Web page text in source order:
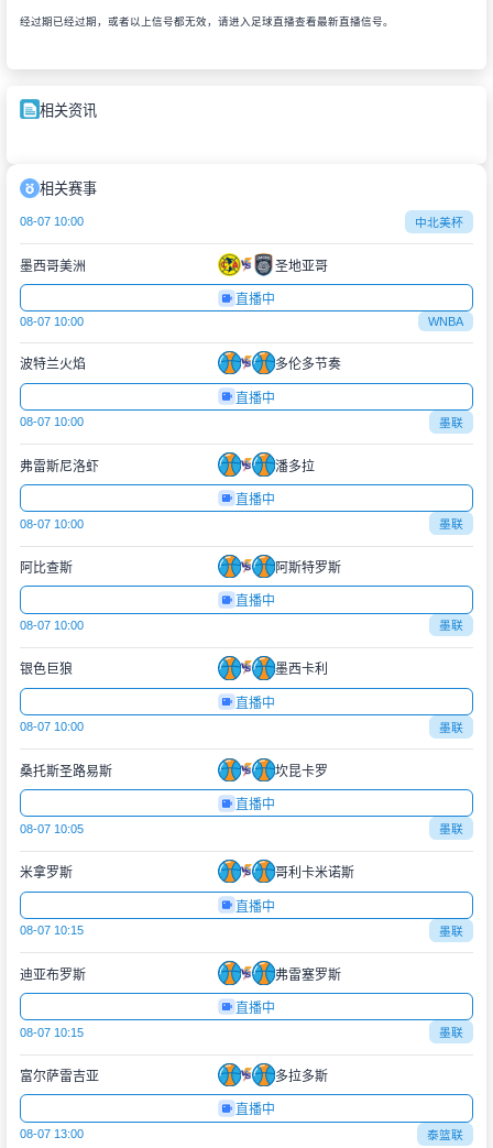
经过期已经过期，或者以上信号都无效，请进入足球直播查看最新直播信号。
相关资讯
相关赛事
08-07 10:00 中北美杯
墨西哥美洲 圣地亚哥
直播中
08-07 10:00 WNBA
波特兰火焰 多伦多节奏
直播中
08-07 10:00 墨联
弗雷斯尼洛虾 潘多拉
直播中
08-07 10:00 墨联
阿比查斯 阿斯特罗斯
直播中
08-07 10:00 墨联
银色巨狼 墨西卡利
直播中
08-07 10:00 墨联
桑托斯圣路易斯 坎昆卡罗
直播中
08-07 10:05 墨联
米拿罗斯 哥利卡米诺斯
直播中
08-07 10:15 墨联
迪亚布罗斯 弗雷塞罗斯
直播中
08-07 10:15 墨联
富尔萨雷吉亚 多拉多斯
直播中
08-07 13:00 泰篮联